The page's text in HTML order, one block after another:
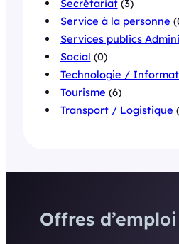
Secrétariat(3)
Service à la personne
Services publics
Social (0)
Technologie /
Tourisme (6)
Transport / Logistique
Offres